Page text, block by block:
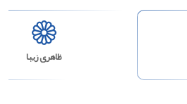
ظاهری زیبا